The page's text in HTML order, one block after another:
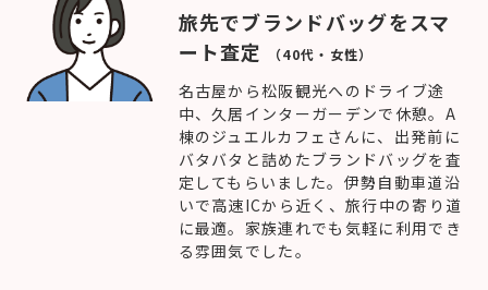
旅先でブランドバッグをスマ
ート査定
（40代・女性）
名古屋から松阪観光へのドライブ途
中、久居インターガーデンで休憩。A
棟のジュエルカフェさんに、出発前に
バタバタと詰めたブランドバッグを査
定してもらいました。伊勢自動車道沿
いで高速ICから近く、旅行中の寄り道
に最適。家族連れでも気軽に利用でき
る雰囲気でした。